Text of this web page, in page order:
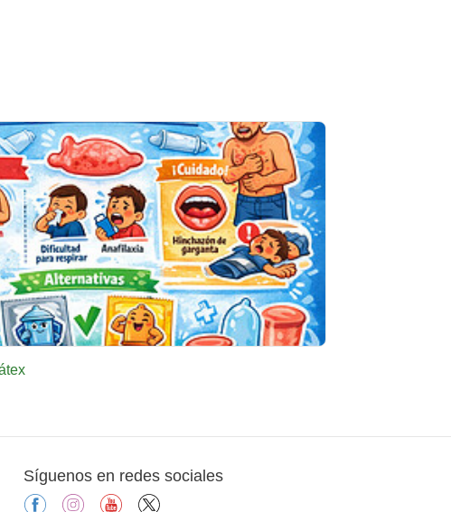
Síguenos en redes sociales
facebookinstagramyoutube